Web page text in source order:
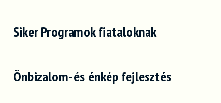
Siker Programok fiataloknak
Önbizalom- és énkép fejlesztés